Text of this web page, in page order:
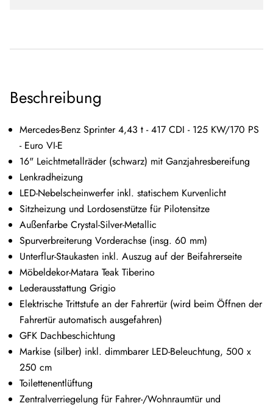
Beschreibung
Mercedes-Benz Sprinter 4,43 t - 417 CDI - 125 KW/170 PS
- Euro VI-E
16" Leichtmetallräder (schwarz) mit Ganzjahresbereifung
Lenkradheizung
LED-Nebelscheinwerfer inkl. statischem Kurvenlicht
Sitzheizung und Lordosenstütze für Pilotensitze
Außenfarbe Crystal-Silver-Metallic
Spurverbreiterung Vorderachse (insg. 60 mm)
Unterflur-Staukasten inkl. Auszug auf der Beifahrerseite
Möbeldekor-Matara Teak Tiberino
Lederausstattung Grigio
Elektrische Trittstufe an der Fahrertür (wird beim Öffnen der
Fahrertür automatisch ausgefahren)
GFK Dachbeschichtung
Markise (silber) inkl. dimmbarer LED-Beleuchtung, 500 x
250 cm
Toilettenentlüftung
Zentralverriegelung für Fahrer-/Wohnraumtür und